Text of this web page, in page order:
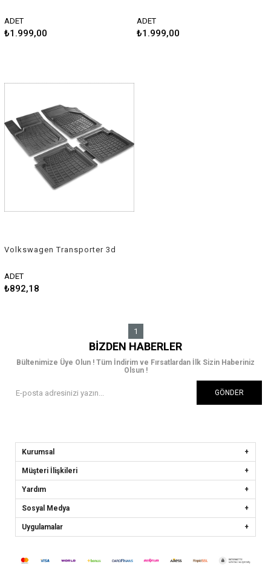
ADET
₺1.999,00
ADET
₺1.999,00
Volkswagen Transporter 3d
ADET
₺892,18
1
BIZDEN HABERLER
Bültenimize Üye Olun ! Tüm İndirim ve Fırsatlardan İlk Sizin Haberiniz
Olsun !
GÖNDER
Kurumsal
Müşteri İlişkileri
Yardım
Sosyal Medya
Uygulamalar